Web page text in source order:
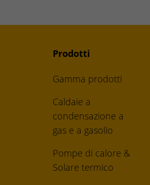
Prodotti
Gamma prodotti
Caldaie a
condensazione a
gas e a gasolio
Pompe di calore &
Solare termico